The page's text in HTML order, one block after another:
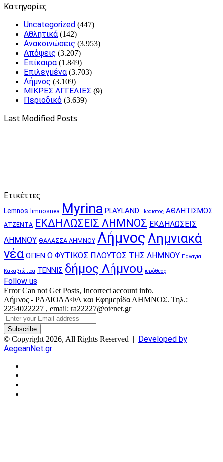
Kατηγορίες
Uncategorized (447)
Αθλητικά (142)
Ανακοινώσεις (3.953)
Απόψεις (3.207)
Επίκαιρα (1.849)
Επιλεγμένα (3.703)
Λήμνος (3.109)
ΜΙΚΡΕΣ ΑΓΓΕΛΙΕΣ (9)
Περιοδικό (3.639)
Last Modified Posts
Ετικέττες
Lemnos limnosnea Myrina PLAYLAND Ήφαιστος ΑΘΛΗΤΙΣΜΟΣ
ΑΤΖΕΝΤΑ ΕΚΔΗΛΩΣΕΙΣ ΛΗΜΝΟΣ ΕΚΔΗΛΩΣΕΙΣ
ΛΗΜΝΟΥ ΘΑΛΑΣΣΑ ΛΗΜΝΟΥ Λήμνος Λημνιακά
νέα ΟΠΕΝ Ο ΦΥΤΙΚΟΣ ΠΛΟΥΤΟΣ ΤΗΣ ΛΗΜΝΟΥ Παναγια
Κακαβιώτισα ΤΕΝΝΙΣ δήμος Λήμνου ιερόθεος
Follow us
Error Can not Get Posts, Incorrect account info.
Λήμνος - ΡΑΔΙΟΑΛΦΑ και Εφημερίδα ΛΗΜΝΟΣ. Τηλ.:
2254022227 , email: ra22227@otenet.gr
Enter
your
Email
address
© Copyright 2026, All Rights Reserved | Developed by
AegeanNet.gr